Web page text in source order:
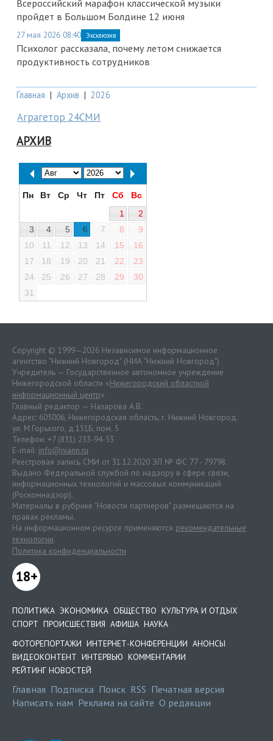
Всероссийский марафон классической музыки
пройдет в Большом Болдине 12 июня
27 мая 2026 08:40 Эксклюзив
Психолог рассказала, почему летом снижается
продуктивность сотрудников
Главная | Архив | 2026
Аграгетор 24СМИ
АРХИВ
Пн Вт Ср Чт Пт Сб
Вс
1
2
3
4 5 6 7 8
9
10
11 12 13 14 15
16
17
18 19 20 21 22
23
24
25 26 27 28 29
30
31
Copyright © 1999—2026 Независимое информационное
агентство "Нижний Новгород" (НИА "Нижний Новгород")
Учредитель — Государственное автономное учреждение
Нижегородской области «Нижегородский областной
информационный центр»
Главный редактор — Назарова А.В.
Адрес: 603006, Нижегородская область, г. Нижний Новгород.
ул. М.Горького, д.151Б, пом. 5
Телефон: +7 (831) 233-94-53
E-mail: info@niann.ru
Реестровая запись СМИ от 31.12.2020 ЭЛ № ФС 77 - 79798.
Выдано Федеральной службой по надзору в сфере связи,
информационных технологий и массовых коммуникаций
(Роскомнадзор).
Материалы в рубрике "Новости партнеров" размещаются на
правах рекламы.
На информационном ресурсе применяются рекомендательные
технологии.
Политика конфиденциальности
18+
ПОЛИТИКА ЭКОНОМИКА ОБЩЕСТВО КУЛЬТУРА И ОТДЫХ
СПОРТ ПРОИСШЕСТВИЯ АФИША НАУКА
ФОТОРЕПОРТАЖИ ИНТЕРНЕТ-КОНФЕРЕНЦИИ АНОНСЫ
ВИДЕОКОНТЕНТ ИНТЕРВЬЮ КОММЕНТАРИИ
РЕЙТИНГ НОВОСТЕЙ
Главная Подписка Поиск RSS Печатная версия
Написать нам Реклама на сайте О редакции